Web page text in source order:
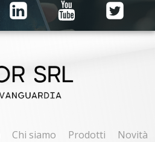
Chi siamo Prodotti
Novità